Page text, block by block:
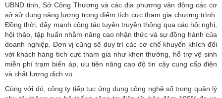
UBND tỉnh, Sở Công Thương và các địa phương vận động các cơ
sở sử dụng năng lượng trọng điểm tích cực tham gia chương trình.
Đồng thời, đẩy mạnh công tác tuyên truyền thông qua các hội nghị,
hội thảo, tập huấn nhằm nâng cao nhận thức và sự đồng hành của
doanh nghiệp. Đơn vị cũng sẽ duy trì các cơ chế khuyến khích đối
với khách hàng tích cực tham gia như khen thưởng, hỗ trợ vệ sinh
miễn phí trạm biến áp, ưu tiên nâng cao độ tin cậy cung cấp điện
và chất lượng dịch vụ.
Cùng với đó, công ty tiếp tục ứng dụng công nghệ số trong quản lý